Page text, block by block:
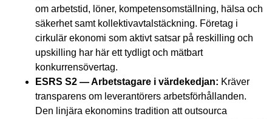
om arbetstid, löner, kompetensomställning, hälsa och
säkerhet samt kollektivavtalstäckning. Företag i
cirkulär ekonomi som aktivt satsar på reskilling och
upskilling har här ett tydligt och mätbart
konkurrensövertag.
ESRS S2 — Arbetstagare i värdekedjan: Kräver
transparens om leverantörers arbetsförhållanden.
Den linjära ekonomins tradition att outsourca